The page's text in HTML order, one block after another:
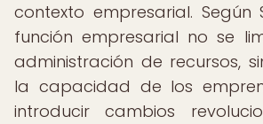
contexto empresarial. Según
función empresarial no se
administración de recursos,
la capacidad de los
introducir cambios